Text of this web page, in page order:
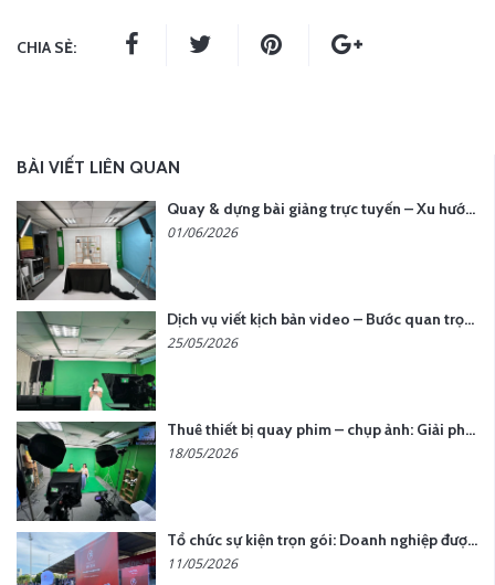
CHIA SẺ:
BÀI VIẾT LIÊN QUAN
Quay & dựng bài giảng trực tuyến – Xu hướng đào tạo thời đại số
01/06/2026
Dịch vụ viết kịch bản video – Bước quan trọng quyết định thành công nội dung
25/05/2026
Thuê thiết bị quay phim – chụp ảnh: Giải pháp tối ưu chi phí cho doanh nghiệp
18/05/2026
Tổ chức sự kiện trọn gói: Doanh nghiệp được gì khi chọn đơn vị chuyên nghiệp?
11/05/2026